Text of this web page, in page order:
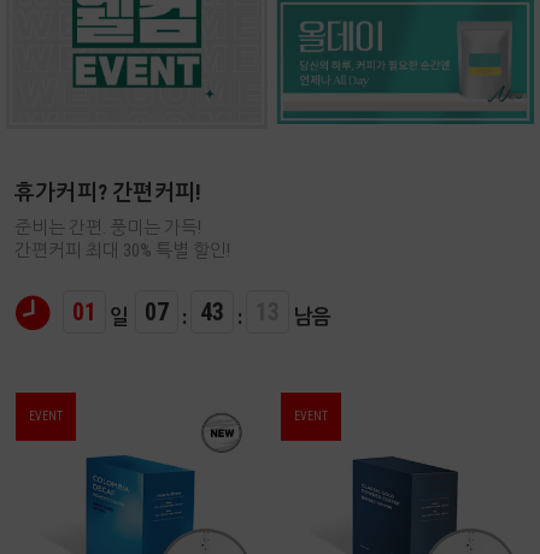
휴가커피? 간편커피!
준비는 간편. 풍미는 가득!
간편커피 최대 30% 특별 할인!
01 일 07 : 43 : 남음
EVENT EVENT